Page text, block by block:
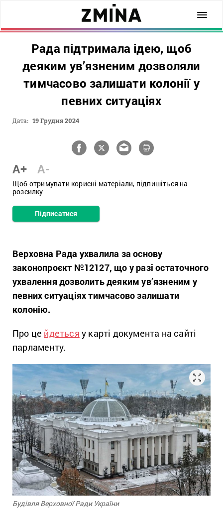
Рада підтримала ідею, щоб
деяким ув’язненим дозволяли
тимчасово залишати колонії у
певних ситуаціях
Дата: 19 Грудня 2024
A+ A-
Щоб отримувати корисні матеріали, підпишіться на
розсилку
Підписатися
Верховна Рада ухвалила за основу
законопроєкт №12127, що у разі остаточного
ухвалення дозволить деяким ув’язненим у
певних ситуаціях тимчасово залишати
колонію.
Про це йдеться у карті документа на сайті
парламенту.
Будівля Верховної Ради України